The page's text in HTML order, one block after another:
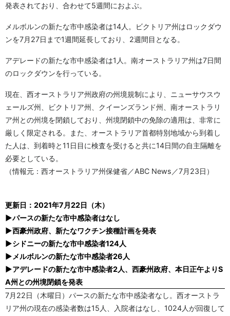
発表されており、合わせて5週間におよぶ。
メルボルンの新たな市中感染者は14人。ビクトリア州はロックダウ
ンを7月27日まで1週間延長しており、2週間目となる。
アデレードの新たな市中感染者は1人。南オーストラリア州は7日間
のロックダウンを行っている。
現在、西オーストラリア州政府の州境規制により、ニューサウスウ
ェールズ州、ビクトリア州、クイーンズランド州、南オーストラリ
ア州との州境を閉鎖しており、州境閉鎖中の免除の適用は、非常に
厳しく限定される。また、オーストラリア首都特別地域から到着し
た人は、到着時と11日目に検査を受けると共に14日間の自主隔離を
必要としている。
（情報元：西オーストラリア州保健省／ABC News／7月23日）
更新日：2021年7月22日（木）
▶パースの新たな市中感染者はなし
▶西豪州政府、新たなワクチン接種計画を発表
▶シドニーの新たな市中感染者124人
▶メルボルンの新たな市中感染者26人
▶アデレードの新たな市中感染者2人、西豪州政府、本日正午よりS
A州との州境閉鎖を発表
7月22日（木曜日）パースの新たな市中感染者なし。西オーストラ
リア州の現在の感染者数は15人、入院者はなし、1024人が回復して